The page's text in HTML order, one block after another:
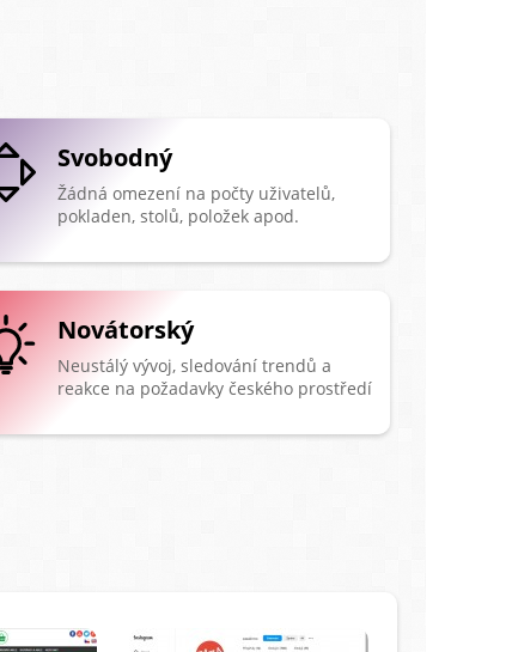
Svobodný
Žádná omezení na počty uživatelů,
pokladen, stolů, položek apod.
Novátorský
Neustálý vývoj, sledování trendů a
reakce na požadavky českého prostředí